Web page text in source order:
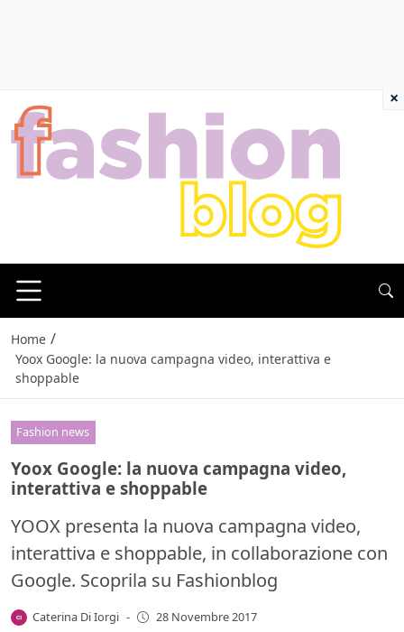
Home /
Yoox Google: la nuova campagna video, interattiva e
shoppable
Fashion news
Yoox Google: la nuova campagna video,
interattiva e shoppable
YOOX presenta la nuova campagna video,
interattiva e shoppable, in collaborazione con
Google. Scoprila su Fashionblog
Caterina Di Iorgi - 28 Novembre 2017
×